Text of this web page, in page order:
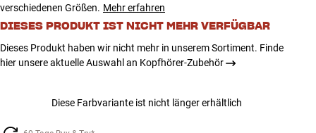
ANGEBOTE
Store Finden
Kundendienst
Bauen mit Klang
verschiedenen Größen. Mehr erfahren
DIESES PRODUKT IST NICHT MEHR VERFÜGBAR
Dieses Produkt haben wir nicht mehr in unserem Sortiment. Finde
hier unsere aktuelle Auswahl an Kopfhörer-Zubehör
Diese Farbvariante ist nicht länger erhältlich